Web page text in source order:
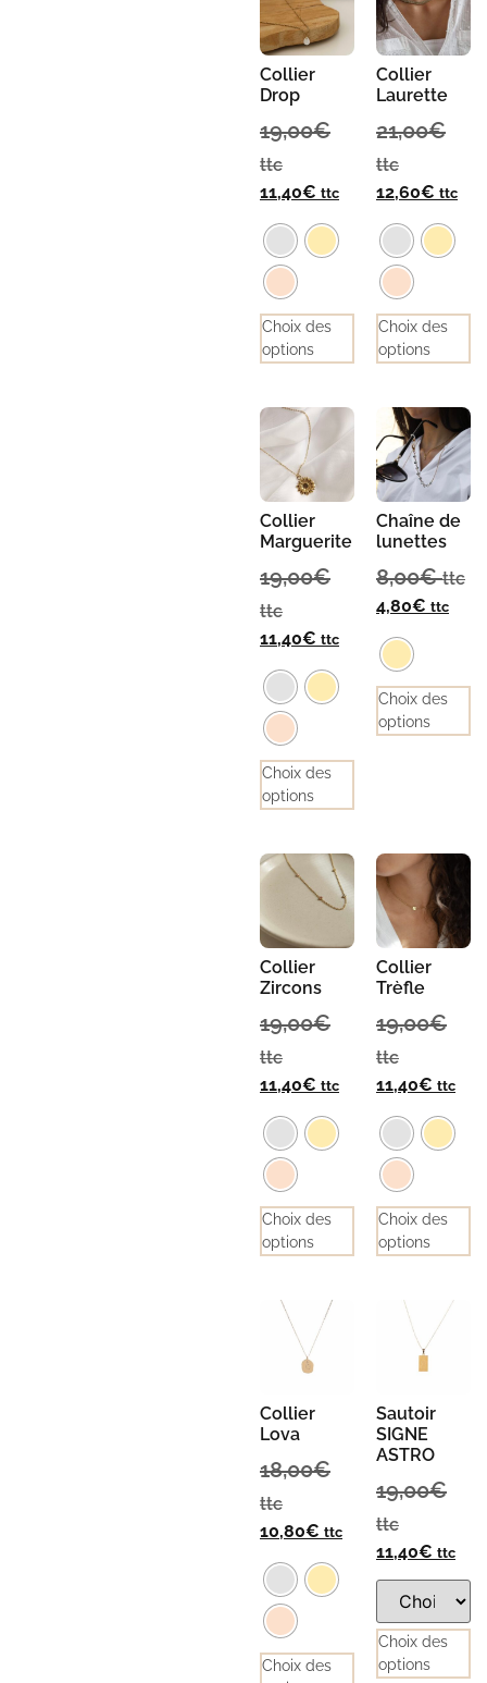
Collier
Drop
19,00€
ttc
11,40€ ttc
Choix des
options
Collier
Laurette
21,00€
ttc
12,60€ ttc
Choix des
options
Collier
Marguerite
19,00€
ttc
11,40€ ttc
Choix des
options
Chaîne de
lunettes
8,00€ ttc
4,80€ ttc
Choix des
options
Collier
Zircons
19,00€
ttc
11,40€ ttc
Choix des
options
Collier
Trèfle
19,00€
ttc
11,40€ ttc
Choix des
options
Collier
Lova
18,00€
ttc
10,80€ ttc
Choix des
Sautoir
SIGNE
ASTRO
19,00€
ttc
11,40€ ttc
Choix des
options